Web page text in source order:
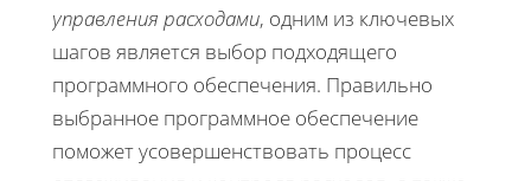
управления расходами, одним из ключевых
шагов является выбор подходящего
программного обеспечения. Правильно
выбранное программное обеспечение
поможет усовершенствовать процесс